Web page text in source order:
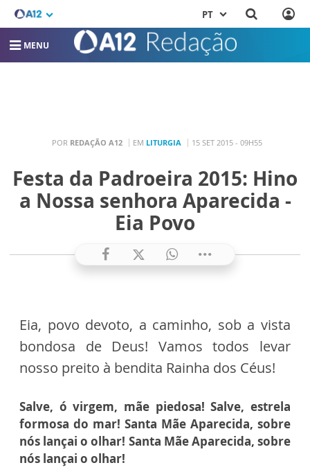
PT
MENU
POR REDAÇÃO A12 EM LITURGIA 15 SET 2015 - 09H55
Festa da Padroeira 2015: Hino
a Nossa senhora Aparecida -
Eia Povo
Eia, povo devoto, a caminho, sob a vista
bondosa de Deus! Vamos todos levar
nosso preito à bendita Rainha dos Céus!
Salve, ó virgem, mãe piedosa! Salve, estrela
formosa do mar! Santa Mãe Aparecida, sobre
nós lançai o olhar! Santa Mãe Aparecida, sobre
nós lançai o olhar!